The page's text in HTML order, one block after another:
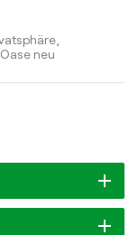
neu